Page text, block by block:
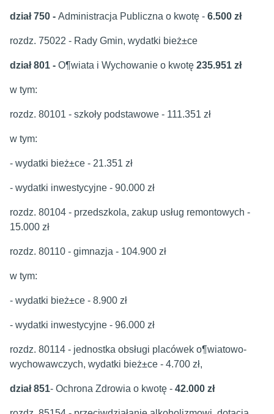
dział 750 - Administracja Publiczna o kwotę - 6.500 zł
rozdz. 75022 - Rady Gmin, wydatki bież±ce
dział 801 - O¶wiata i Wychowanie o kwotę 235.951 zł
w tym:
rozdz. 80101 - szkoły podstawowe - 111.351 zł
w tym:
- wydatki bież±ce - 21.351 zł
- wydatki inwestycyjne - 90.000 zł
rozdz. 80104 - przedszkola, zakup usług remontowych -
15.000 zł
rozdz. 80110 - gimnazja - 104.900 zł
w tym:
- wydatki bież±ce - 8.900 zł
- wydatki inwestycyjne - 96.000 zł
rozdz. 80114 - jednostka obsługi placówek o¶wiatowo-
wychowawczych, wydatki bież±ce - 4.700 zł,
dział 851- Ochrona Zdrowia o kwotę - 42.000 zł